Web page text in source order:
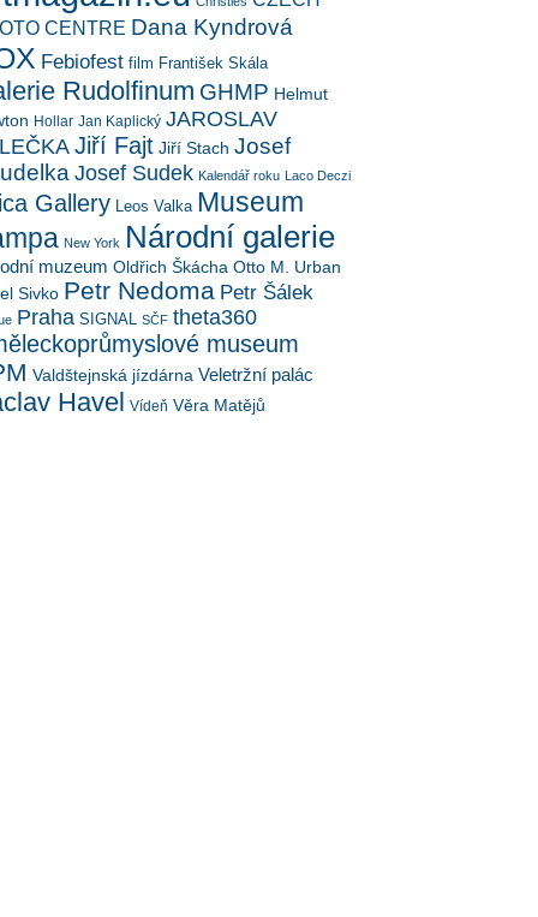
CENTRE Dana Kyndrová
Febiofest film František Skála
Rudolfinum GHMP Helmut
Hollar Jan Kaplický JAROSLAV
Jiří Fajt Jiří Stach Josef
Josef Sudek Kalendář roku Laco Deczi
Gallery Leos Valka Museum
New York Národní galerie
muzeum Oldřich Škácha Otto M. Urban
Sivko Petr Nedoma Petr Šálek
Praha SIGNAL SČF theta360
museum
Valdštejnská jízdárna Veletržní palác
Havel Vídeň Věra Matějů